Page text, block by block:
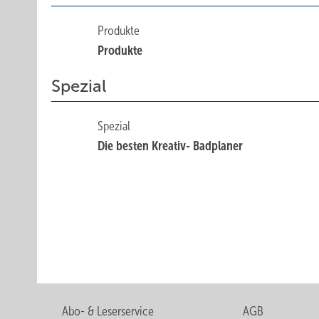
Produkte
Produkte
Spezial
Spezial
Die besten Kreativ- Badplaner
Abo- & Leserservice AGB